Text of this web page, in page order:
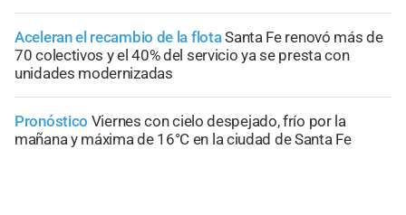
Aceleran el recambio de la flotaSanta Fe renovó más de
70 colectivos y el 40% del servicio ya se presta con
unidades modernizadas
Pronóstico Viernes con cielo despejado, frío por la
mañana y máxima de 16°C en la ciudad de Santa Fe